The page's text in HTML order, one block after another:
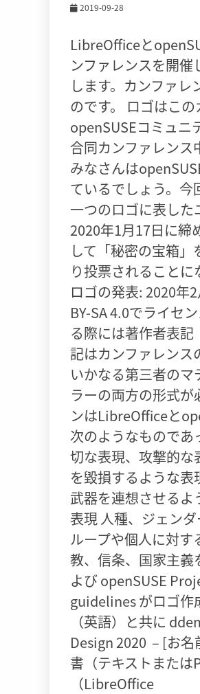
2019-09-28
LibreOfficeと
ンファレンスを開
します。カンファ
のです。 ロゴはこ
openSUSEコミュニ
合同カンファレンス
みなさんは
ているでしょう。今
一つのロゴに表した
2020年1月17日に締
して「秘密の宝箱
り投票されることに
ロゴの発表: 2020年
BY-SA 4.0でライセ
る際には著作者表
記はカンファレンス
いかなる第三者のマ
ラーの両方の形式が
ンはLibreOfficeと
次のようなものであ
切な表現、攻撃的な
を毀損するような
武器を連想させる
表現 人種、ジェン
ループや個人に対す
教、信条、国家主
よび openSUSE
guidelines がロゴ作
（英語）と共に
Design 2020 – [お
書（テキストまたは
（LibreOffice